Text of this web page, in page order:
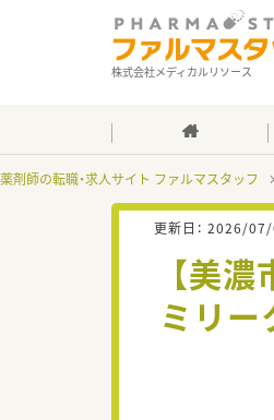
株式会社メディカルリソース
薬剤師の転職・求人サイト ファルマスタッフ
更新日： 2026/07/
【美
ミリ